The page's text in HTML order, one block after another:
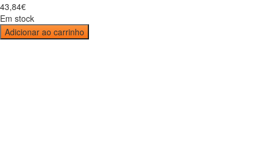
43,84€
Em stock
Adicionar ao carrinho